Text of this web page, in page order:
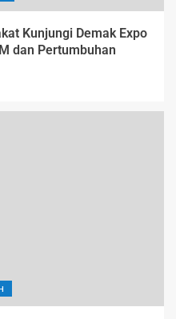
Kunjungi Demak Expo
dan Pertumbuhan